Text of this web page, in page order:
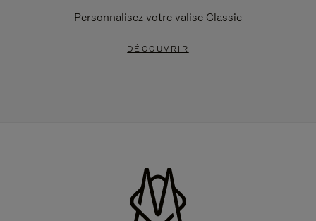
Personnalisez votre valise Classic
DÉCOUVRIR